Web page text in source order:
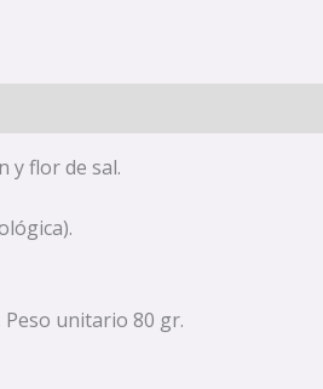
y flor de sal.
Peso unitario 80 gr.